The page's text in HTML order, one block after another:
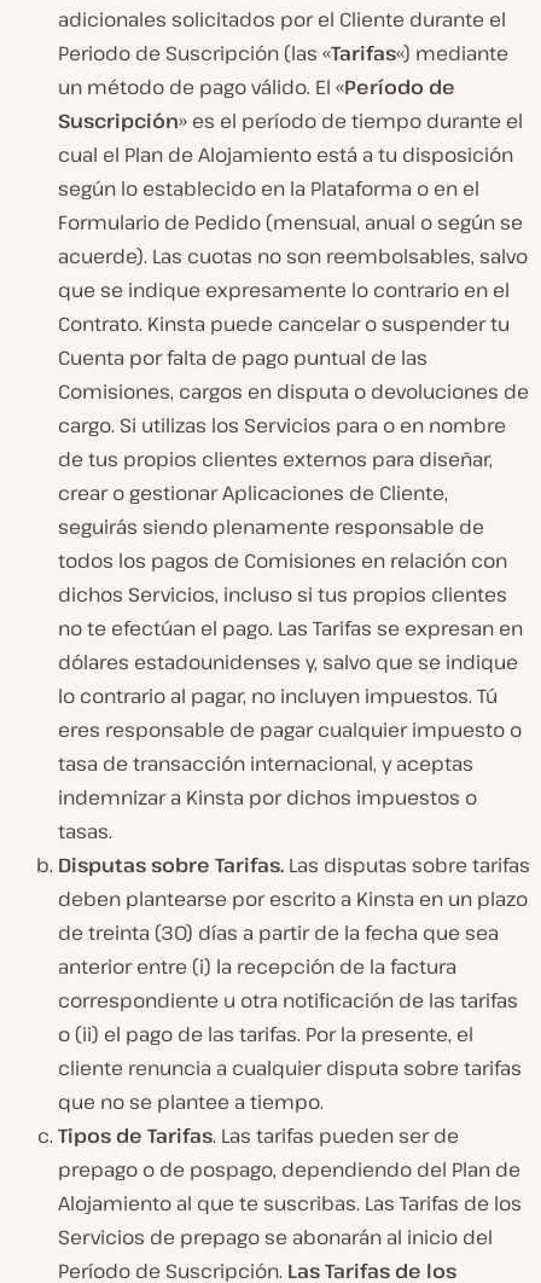
adicionales solicitados por el Cliente durante el
Periodo de Suscripción (las «Tarifas«) mediante
un método de pago válido. El «Período de
Suscripción» es el período de tiempo durante el
cual el Plan de Alojamiento está a tu disposición
según lo establecido en la Plataforma o en el
Formulario de Pedido (mensual, anual o según se
acuerde). Las cuotas no son reembolsables, salvo
que se indique expresamente lo contrario en el
Contrato. Kinsta puede cancelar o suspender tu
Cuenta por falta de pago puntual de las
Comisiones, cargos en disputa o devoluciones de
cargo. Si utilizas los Servicios para o en nombre
de tus propios clientes externos para diseñar,
crear o gestionar Aplicaciones de Cliente,
seguirás siendo plenamente responsable de
todos los pagos de Comisiones en relación con
dichos Servicios, incluso si tus propios clientes
no te efectúan el pago. Las Tarifas se expresan en
dólares estadounidenses y, salvo que se indique
lo contrario al pagar, no incluyen impuestos. Tú
eres responsable de pagar cualquier impuesto o
tasa de transacción internacional, y aceptas
indemnizar a Kinsta por dichos impuestos o
tasas.
Disputas sobre Tarifas. Las disputas sobre tarifas
deben plantearse por escrito a Kinsta en un plazo
de treinta (30) días a partir de la fecha que sea
anterior entre (i) la recepción de la factura
correspondiente u otra notificación de las tarifas
o (ii) el pago de las tarifas. Por la presente, el
cliente renuncia a cualquier disputa sobre tarifas
que no se plantee a tiempo.
Tipos de Tarifas. Las tarifas pueden ser de
prepago o de pospago, dependiendo del Plan de
Alojamiento al que te suscribas. Las Tarifas de los
Servicios de prepago se abonarán al inicio del
Período de Suscripción. Las Tarifas de los